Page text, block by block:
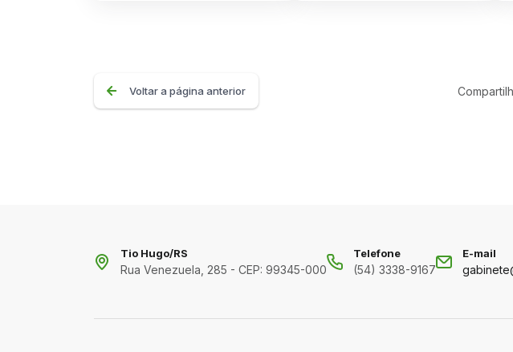
Voltar a página anterior
Tio Hugo/RS
Rua Venezuela, 285 - CEP: 99345-000
Telefone
(54) 3338-9167
E-mail